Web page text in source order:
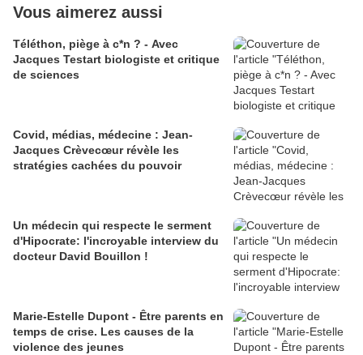
Vous aimerez aussi
Téléthon, piège à c*n ? - Avec
Jacques Testart biologiste et critique
de sciences
Covid, médias, médecine : Jean-
Jacques Crèvecœur révèle les
stratégies cachées du pouvoir
Un médecin qui respecte le serment
d'Hipocrate: l'incroyable interview du
docteur David Bouillon !
Marie-Estelle Dupont - Être parents en
temps de crise. Les causes de la
violence des jeunes